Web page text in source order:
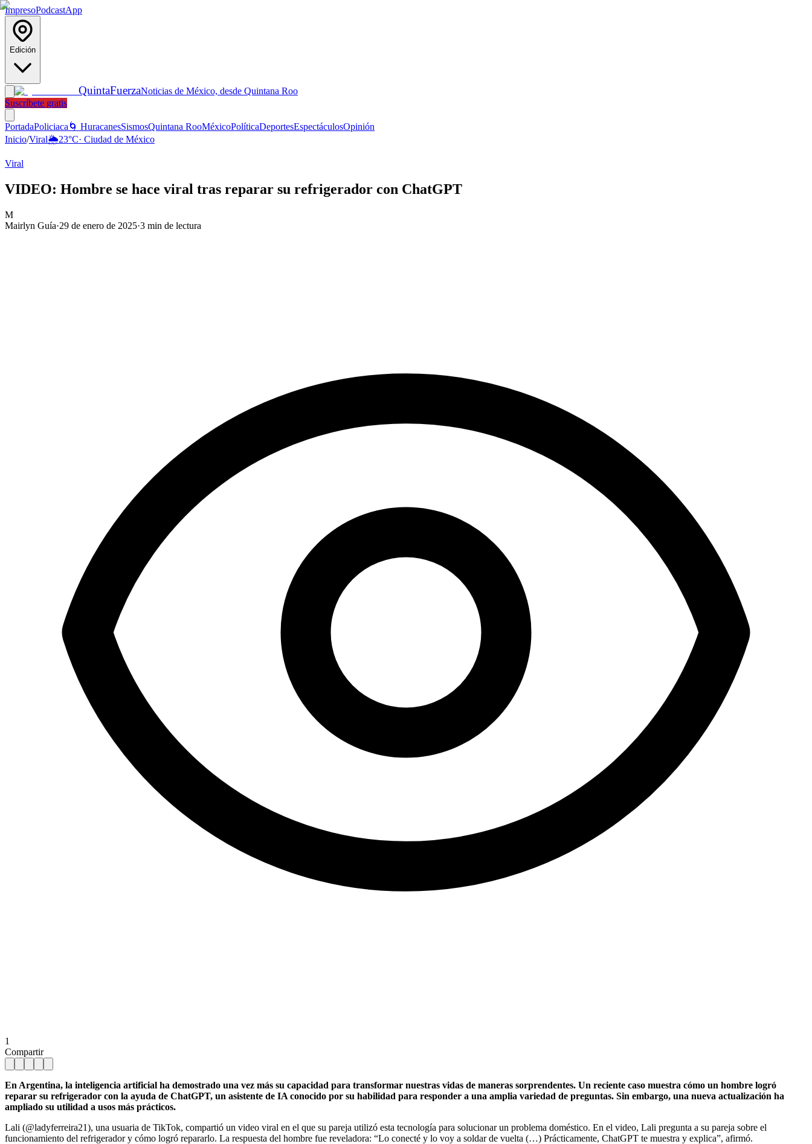
ImpresoPodcastApp
Edición
QuintaFuerzaNoticias de México, desde Quintana Roo
Suscríbete gratis
PortadaPoliciaca 🌀 HuracanesSismosQuintana RooMéxicoPolíticaDeportesEspectáculosOpinión
Inicio/Viral🌦️23°C· Ciudad de México
Viral
VIDEO: Hombre se hace viral tras reparar su refrigerador con ChatGPT
M
Mairlyn Guía·29 de enero de 2025·3 min de lectura
1
Compartir
En Argentina, la inteligencia artificial ha demostrado una vez más su capacidad para transformar nuestras vidas de maneras sorprendentes. Un reciente caso muestra cómo un hombre logró
reparar su refrigerador con la ayuda de ChatGPT, un asistente de IA conocido por su habilidad para responder a una amplia variedad de preguntas. Sin embargo, una nueva actualización ha
ampliado su utilidad a usos más prácticos.
Lali (@ladyferreira21), una usuaria de TikTok, compartió un video viral en el que su pareja utilizó esta tecnología para solucionar un problema doméstico. En el video, Lali pregunta a su pareja sobre el
funcionamiento del refrigerador y cómo logró repararlo. La respuesta del hombre fue reveladora: “Lo conecté y lo voy a soldar de vuelta (…) Prácticamente, ChatGPT te muestra y explica”, afirmó.